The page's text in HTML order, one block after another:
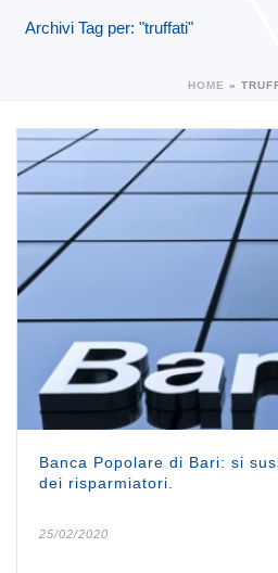
Archivi Tag per: "truffati"
HOME »
Banca Popolare di Bari: si
dei risparmiatori.
25/02/2020